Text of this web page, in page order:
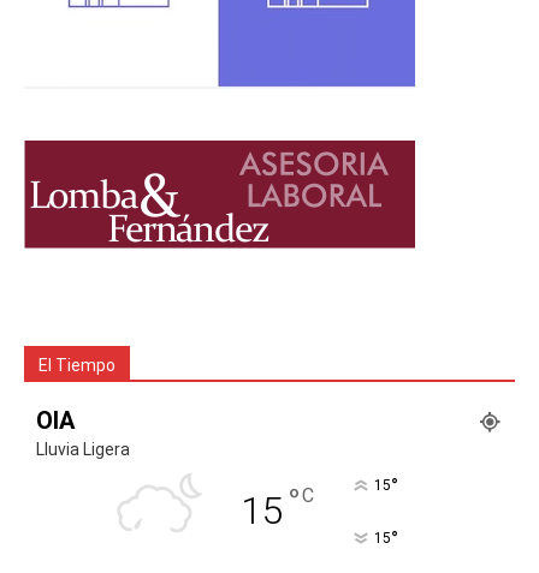
El Tiempo
OIA
Lluvia Ligera
15 °C 15°
15°